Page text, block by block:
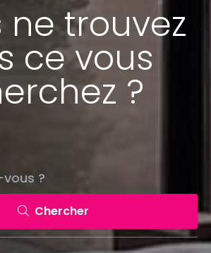
ne trouvez
ce vous
?
Chercher